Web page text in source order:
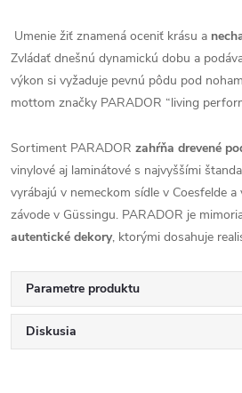
Umenie žiť znamená oceniť krásu a
Zvládať dnešnú dynamickú dobu a
výkon si vyžaduje pevnú pôdu pod
mottom značky PARADOR “living
Sortiment PARADOR zahŕňa drevené
vinylové aj laminátové s najvyššími
vyrábajú v nemeckom sídle v Coesfelde
závode v Güssingu. PARADOR je
autentické dekory, ktorými dosahuje
Parametre produktu
Diskusia